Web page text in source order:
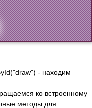
- находим
ко встроенному
методы для